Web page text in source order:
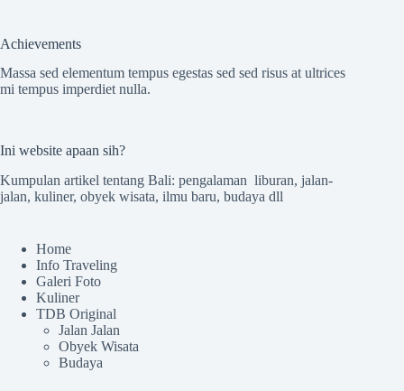
Achievements
Massa sed elementum tempus egestas sed sed risus at ultrices
mi tempus imperdiet nulla.
Ini website apaan sih?
Kumpulan artikel tentang Bali: pengalaman liburan, jalan-
jalan, kuliner, obyek wisata, ilmu baru, budaya dll
Home
Info Traveling
Galeri Foto
Kuliner
TDB Original
Jalan Jalan
Obyek Wisata
Budaya